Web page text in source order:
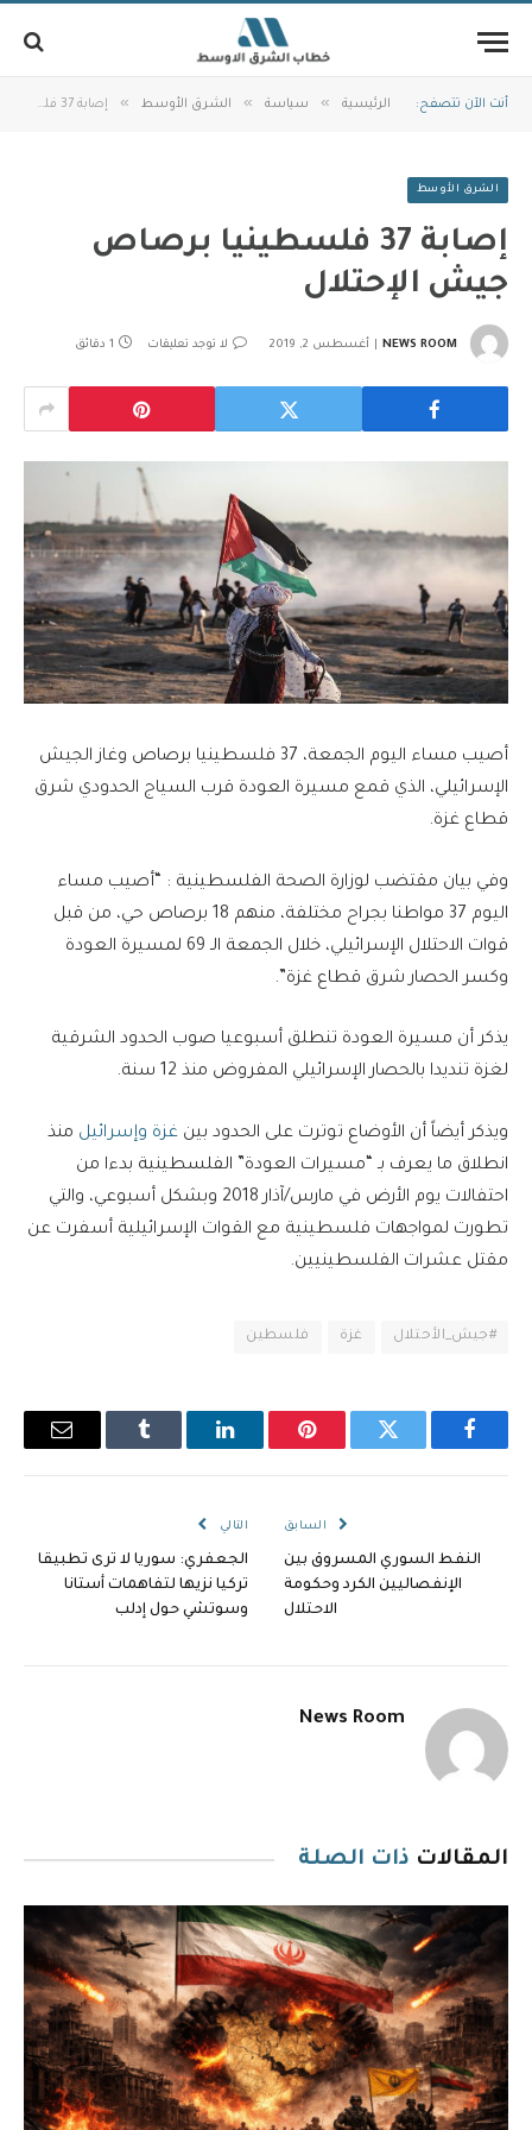
أنت الآن تتصفح: الرئيسية » سياسة » الشرق الأوسط » إصابة 37 فلسطينيا برصاص جيش الإحتلال
الشرق الأوسط
إصابة 37 فلسطينيا برصاص
جيش الإحتلال
NEWS ROOM أغسطس 2, 2019 لا توجد تعليقات 1 دقائق
أصيب مساء اليوم الجمعة، 37 فلسطينيا برصاص وغاز الجيش
الإسرائيلي، الذي قمع مسيرة العودة قرب السياج الحدودي شرق
قطاع غزة.
وفي بيان مقتضب لوزارة الصحة الفلسطينية : “أصيب مساء
اليوم 37 مواطنا بجراح مختلفة، منهم 18 برصاص حي، من قبل
قوات الاحتلال الإسرائيلي، خلال الجمعة الـ 69 لمسيرة العودة
وكسر الحصار شرق قطاع غزة”.
يذكر أن مسيرة العودة تنطلق أسبوعيا صوب الحدود الشرقية
لغزة تنديدا بالحصار الإسرائيلي المفروض منذ 12 سنة.
ويذكر أيضاً أن الأوضاع توترت على الحدود بين غزة وإسرائيل منذ
انطلاق ما يعرف بـ “مسيرات العودة” الفلسطينية بدءا من
احتفالات يوم الأرض في مارس/آذار 2018 وبشكل أسبوعي، والتي
تطورت لمواجهات فلسطينية مع القوات الإسرائيلية أسفرت عن
مقتل عشرات الفلسطينيين.
#جيش_الأحتلال غزة فلسطين
فيسبوك تويتر بينتيريستلينكدإن Tumblr
البريد
السابق
النفط السوري المسروق بين
الإنفصاليين الكرد وحكومة
الاحتلال
التالي
الجعفري: سوريا لا ترى تطبيقا
تركيا نزيها لتفاهمات أستانا
وسوتشي حول إدلب
News Room
المقالات ذات الصلة